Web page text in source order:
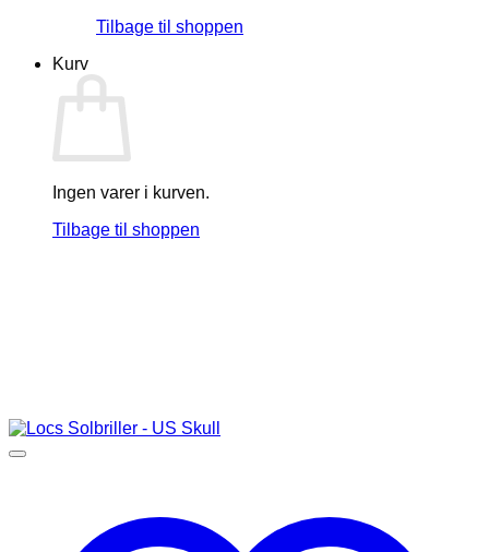
Tilbage til shoppen
Kurv
Ingen varer i kurven.
Tilbage til shoppen